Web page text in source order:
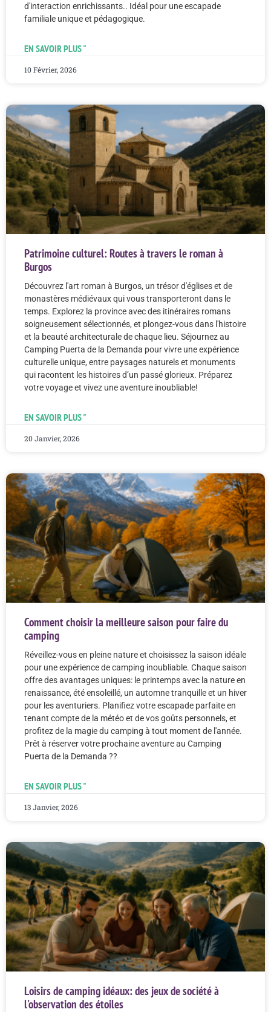
d'interaction enrichissants.. Idéal pour une escapade
familiale unique et pédagogique.
EN SAVOIR PLUS "
10 Février, 2026
Patrimoine culturel: Routes à travers le roman à
Burgos
Découvrez l'art roman à Burgos, un trésor d'églises et de
monastères médiévaux qui vous transporteront dans le
temps. Explorez la province avec des itinéraires romans
soigneusement sélectionnés, et plongez-vous dans l'histoire
et la beauté architecturale de chaque lieu. Séjournez au
Camping Puerta de la Demanda pour vivre une expérience
culturelle unique, entre paysages naturels et monuments
qui racontent les histoires d’un passé glorieux. Préparez
votre voyage et vivez une aventure inoubliable!
EN SAVOIR PLUS "
20 Janvier, 2026
Comment choisir la meilleure saison pour faire du
camping
Réveillez-vous en pleine nature et choisissez la saison idéale
pour une expérience de camping inoubliable. Chaque saison
offre des avantages uniques: le printemps avec la nature en
renaissance, été ensoleillé, un automne tranquille et un hiver
pour les aventuriers. Planifiez votre escapade parfaite en
tenant compte de la météo et de vos goûts personnels, et
profitez de la magie du camping à tout moment de l'année.
Prêt à réserver votre prochaine aventure au Camping
Puerta de la Demanda ??
EN SAVOIR PLUS "
13 Janvier, 2026
Loisirs de camping idéaux: des jeux de société à
l'observation des étoiles